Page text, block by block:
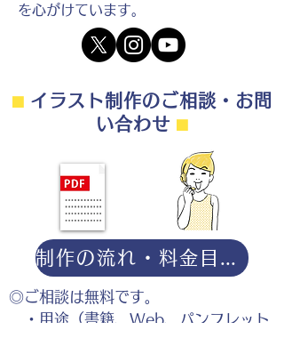
を心がけています。
⬛︎イラスト制作のご相談・お問
い合わせ ⬛︎
◎ご相談は無料です。
・用途（書籍、Web、パンフレット